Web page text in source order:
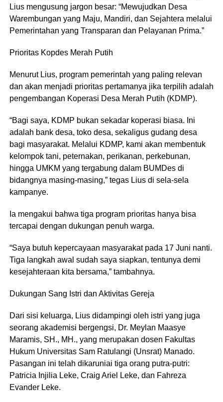
Lius mengusung jargon besar: “Mewujudkan Desa
Warembungan yang Maju, Mandiri, dan Sejahtera melalui
Pemerintahan yang Transparan dan Pelayanan Prima.”
Prioritas Kopdes Merah Putih
Menurut Lius, program pemerintah yang paling relevan
dan akan menjadi prioritas pertamanya jika terpilih adalah
pengembangan Koperasi Desa Merah Putih (KDMP).
“Bagi saya, KDMP bukan sekadar koperasi biasa. Ini
adalah bank desa, toko desa, sekaligus gudang desa
bagi masyarakat. Melalui KDMP, kami akan membentuk
kelompok tani, peternakan, perikanan, perkebunan,
hingga UMKM yang tergabung dalam BUMDes di
bidangnya masing-masing,” tegas Lius di sela-sela
kampanye.
Ia mengakui bahwa tiga program prioritas hanya bisa
tercapai dengan dukungan penuh warga.
“Saya butuh kepercayaan masyarakat pada 17 Juni nanti.
Tiga langkah awal sudah saya siapkan, tentunya demi
kesejahteraan kita bersama,” tambahnya.
Dukungan Sang Istri dan Aktivitas Gereja
Dari sisi keluarga, Lius didampingi oleh istri yang juga
seorang akademisi bergengsi, Dr. Meylan Maasye
Maramis, SH., MH., yang merupakan dosen Fakultas
Hukum Universitas Sam Ratulangi (Unsrat) Manado.
Pasangan ini telah dikaruniai tiga orang putra-putri:
Patricia Injilia Leke, Craig Ariel Leke, dan Fahreza
Evander Leke.